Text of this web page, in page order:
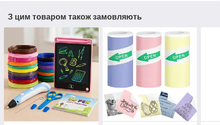
З цим товаром також замовляють